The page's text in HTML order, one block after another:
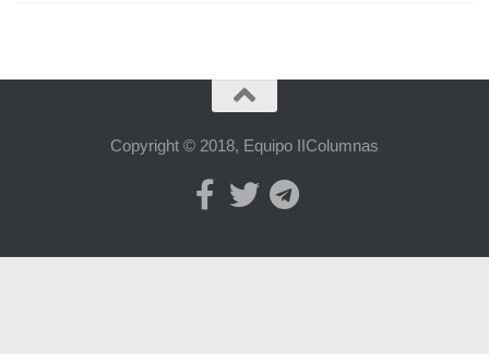
Copyright © 2018, Equipo IIColumnas